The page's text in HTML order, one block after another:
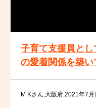
子育て支援員と
の愛着関係を築い
M Kさん,大阪府,2021年7